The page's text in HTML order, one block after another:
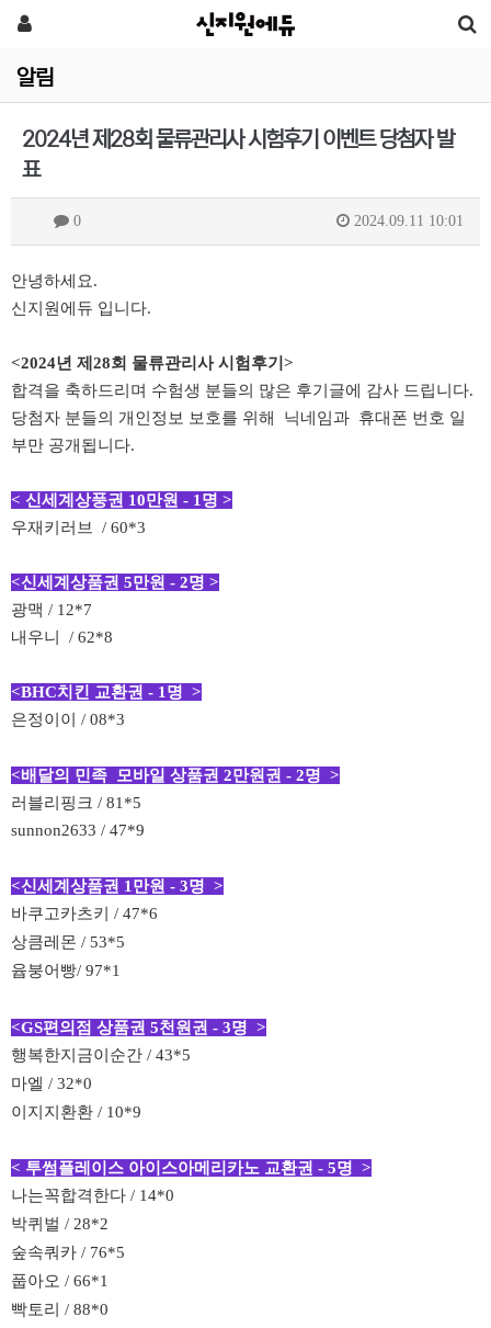
알림
2024년 제28회 물류관리사 시험후기 이벤트 당첨자 발
표
0 2024.09.11 10:01
안녕하세요.
신지원에듀 입니다.
<2024년 제28회 물류관리사 시험후기>
합격을 축하드리며 수험생 분들의 많은 후기​글에 감사 드립니다.
당첨자 분들의 개인정보 보호를 위해 닉네임과 휴대폰 번호 일
부만 공개됩니다.
< 신세계상풍권 10만원 - 1명 >
우재키러브 / 60*3
<신세계상품권 5만원 - 2명 >
광맥 / 12*7
내우니 / 62*8
<BHC치킨 교환권 - 1명 >
은정이이 / 08*3
<배달의 민족 모바일 상품권 2만원권 - 2명 >
러블리핑크 / 81*5
sunnon2633 / 47*9
<신세계상품권 1만원 - 3명 >
바쿠고카츠키 / 47*6
상큼레몬 / 53*5
윱붕어빵/ 97*1
<GS편의점 상품권 5천원권 - 3명 >
행복한지금이순간 / 43*5
마엘 / 32*0
이지지환환 / 10*9
< 투썸플레이스 아이스아메리카노 교환권 - 5명 >
나는꼭합격한다 / 14*0
박퀴벌 / 28*2
숲속쿼카 / 76*5
풉아오 / 66*1
빡토리 / 88*0